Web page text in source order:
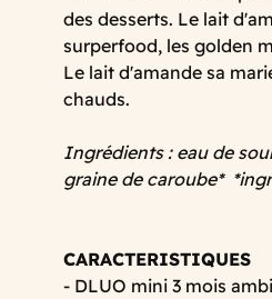
des desserts. Le lait
surperfood, les golden
Le lait d'amande sa
chauds.
Ingrédients : eau de
graine de caroube*
CARACTERISTIQUES
- DLUO mini 3 mois